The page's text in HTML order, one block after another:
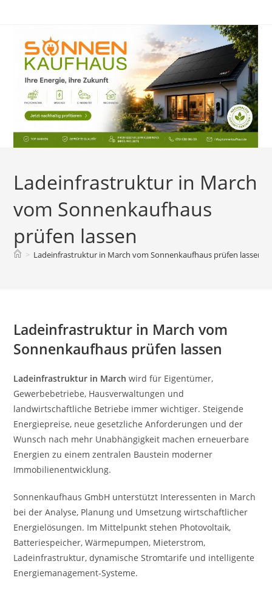
Ladeinfrastruktur in March
vom Sonnenkaufhaus
prüfen lassen
> Ladeinfrastruktur in March vom Sonnenkaufhaus prüfen lassen
Ladeinfrastruktur in March vom
Sonnenkaufhaus prüfen lassen
Ladeinfrastruktur in March wird für Eigentümer,
Gewerbebetriebe, Hausverwaltungen und
landwirtschaftliche Betriebe immer wichtiger. Steigende
Energiepreise, neue gesetzliche Anforderungen und der
Wunsch nach mehr Unabhängigkeit machen erneuerbare
Energien zu einem zentralen Baustein moderner
Immobilienentwicklung.
Sonnenkaufhaus GmbH unterstützt Interessenten in March
bei der Analyse, Planung und Umsetzung wirtschaftlicher
Energielösungen. Im Mittelpunkt stehen Photovoltaik,
Batteriespeicher, Wärmepumpen, Mieterstrom,
Ladeinfrastruktur, dynamische Stromtarife und intelligente
Energiemanagement-Systeme.